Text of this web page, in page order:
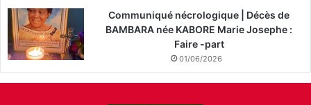
Communiqué nécrologique | Décès de
BAMBARA née KABORE Marie Josephe :
Faire -part
01/06/2026